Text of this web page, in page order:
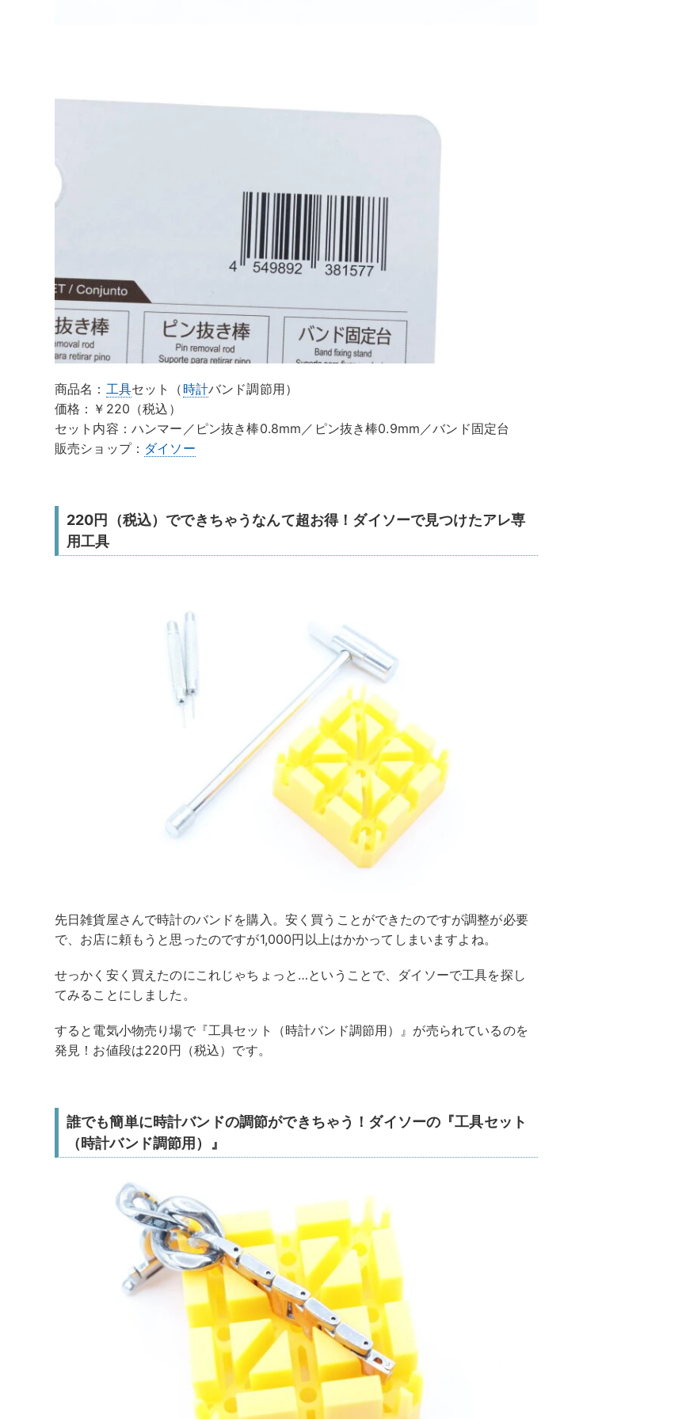
商品名： 工具セット（ 時計バンド調節用）
価格：￥220（税込）
セット内容：ハンマー／ピン抜き棒0.8mm／ピン抜き棒0.9mm／バンド固定台
販売ショップ： ダイソー
220円（税込）でできちゃうなんて超お得！ダイソーで見つけたアレ専
用工具
先日雑貨屋さんで時計のバンドを購入。安く買うことができたのですが調整が必要
で、お店に頼もうと思ったのですが1,000円以上はかかってしまいますよね。
せっかく安く買えたのにこれじゃちょっと…ということで、ダイソーで工具を探し
てみることにしました。
すると電気小物売り場で『工具セット（時計バンド調節用）』が売られているのを
発見！お値段は220円（税込）です。
誰でも簡単に時計バンドの調節ができちゃう！ダイソーの『工具セット
（時計バンド調節用）』